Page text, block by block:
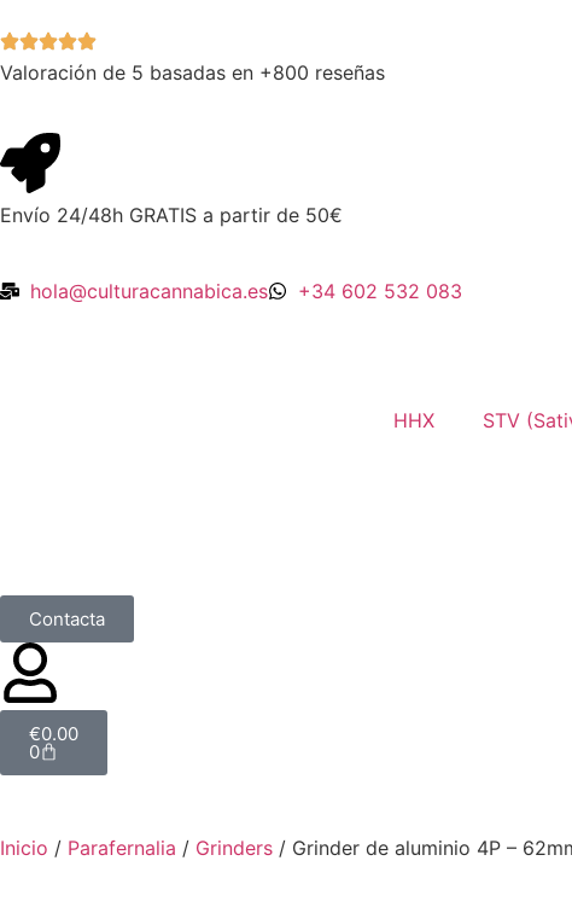
Valoración de 5 basadas en +800 reseñas
Envío 24/48h GRATIS a partir de 50€
hola@culturacannabica.es +34 602 532 083
HHX STV
Contacta
€0.00
0
Inicio / Parafernalia / Grinders / Grinder de aluminio 4P –